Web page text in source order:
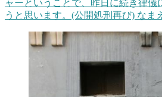
ャーということで、昨日に続き律儀
うと思います。(公開処刑再び) な